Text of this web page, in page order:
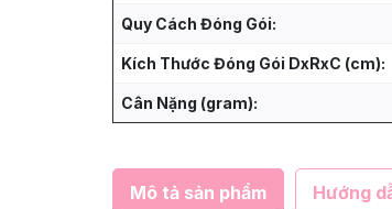
Quy Cách Đóng Gói:
Kích Thước Đóng Gói DxRxC (cm):
Cân Nặng (gram):
Mô tả sản phẩm Hướng